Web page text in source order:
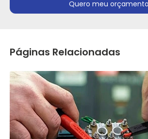
Quero meu orçamento
Páginas Relacionadas